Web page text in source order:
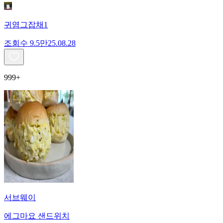
귀염그잡채1
조회수 9.5만25.08.28
999+
서브웨이
에그마요 샌드위치